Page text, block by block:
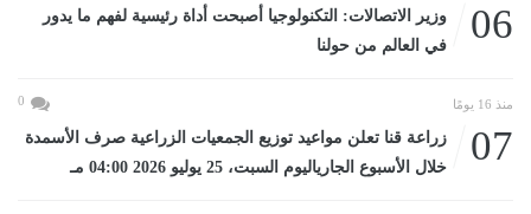
06
وزير الاتصالات: التكنولوجيا أصبحت أداة رئيسية لفهم ما يدور
في العالم من حولنا
منذ 16 يومًا 0
07
زراعة قنا تعلن مواعيد توزيع الجمعيات الزراعية صرف الأسمدة
خلال الأسبوع الجارياليوم السبت، 25 يوليو 2026 04:00 مـ